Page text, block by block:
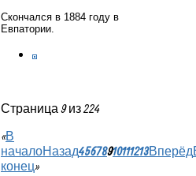
Скончался в 1884 году в
Евпатории.
Страница 9 из 224
«В
началоНазад45678910111213Вперёд
конец»